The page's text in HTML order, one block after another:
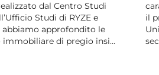
dal Centro Studi
Studi di RYZE e
abbiamo approfondito le
di pregio insi...
il